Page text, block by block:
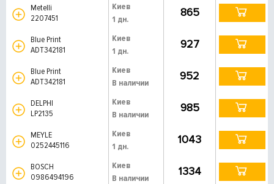
Metelli
2207451
Киев
1 дн.
865
Blue Print
ADT342181
Киев
1 дн.
927
Blue Print
ADT342181
Киев
В наличии
952
DELPHI
LP2135
Киев
В наличии
985
MEYLE
0252445116
Киев
1 дн.
1043
BOSCH
0986494196
Киев
В наличии
1334